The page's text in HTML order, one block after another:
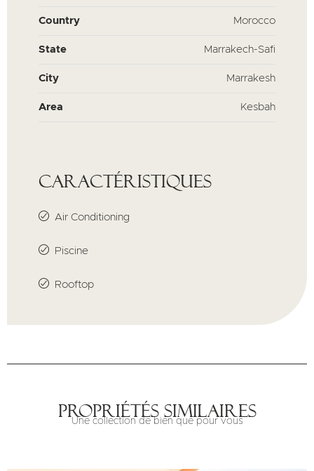
Country Morocco
State Marrakech-Safi
City Marrakesh
Area Kesbah
Caractéristiques
Air Conditioning
Piscine
Rooftop
Propriétés similaires
Une collection de bien que pour vous